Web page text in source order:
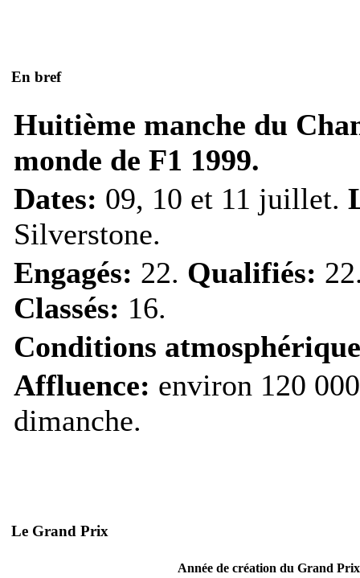
En bref
Huitième manche du
monde de F1 1999.
Dates: 09, 10 et 11 juillet.
Silverstone.
Engagés: 22. Qualifiés:
Classés: 16.
Conditions
Affluence: environ 120
dimanche.
Le Grand Prix
Année de création du Grand